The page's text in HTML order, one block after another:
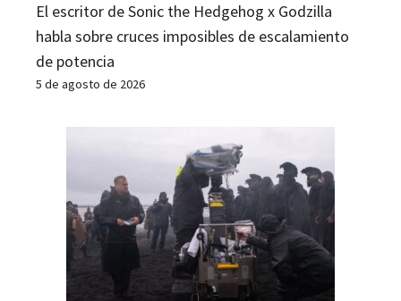
El escritor de Sonic the Hedgehog x Godzilla
habla sobre cruces imposibles de escalamiento
de potencia
5 de agosto de 2026